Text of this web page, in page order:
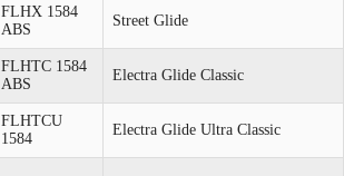
FLHX 1584
ABS
Street Glide
FLHTC 1584
ABS
Electra Glide Classic
FLHTCU
1584
Electra Glide Ultra Classic